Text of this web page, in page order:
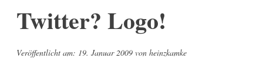
Twitter? Logo!
Veröffentlicht am: 19. Januar 2009 von heinzkamke